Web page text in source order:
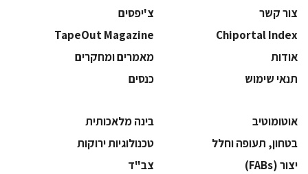
צור קשר
צ'יפסים
Chiportal Index
TapeOut Magazine
אודות
מאמרים ומחקרים
תנאי שימוש
כנסים
אוטומוטיב
בינה מלאכותית
בטחון, תעופה וחלל
‫טכנולוגיות ירוקות‬
‫יצור (‪(FABs‬‬
‫צב"ד‬